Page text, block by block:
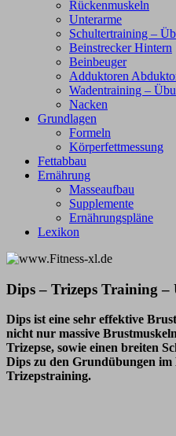
Rückenmuskeln
Unterarme
Schultertraining –
Beinstrecker Hintern
Beinbeuger
Adduktoren
Wadentraining –
Nacken
Grundlagen
Formeln
Körperfettmessung
Fettabbau
Ernährung
Masseaufbau
Supplemente
Ernährungspläne
Lexikon
Dips – Trizeps Training
Dips ist eine sehr effektive
nicht nur massive
Trizepse, sowie einen breiten
Dips zu den Grundübungen
Trizepstraining.